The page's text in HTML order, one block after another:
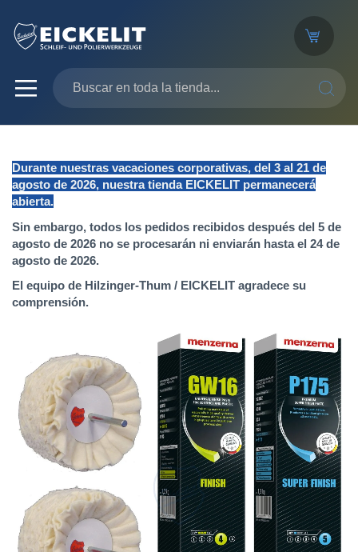
Durante nuestras vacaciones corporativas, del 3 al 21 de
agosto de 2026, nuestra tienda EICKELIT permanecerá
abierta.
Sin embargo, todos los pedidos recibidos después del 5 de
agosto de 2026 no se procesarán ni enviarán hasta el 24 de
agosto de 2026.
El equipo de Hilzinger-Thum / EICKELIT agradece su
comprensión.
de
la
galería
de
imágenes